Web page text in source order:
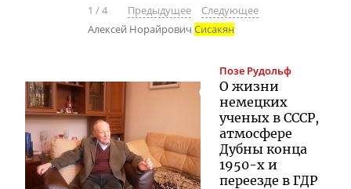
1 /4 Предыдущее
Следующее
Алексей Норайрович Сисакян
Позе Рудольф
О жизни
немецких
ученых в СССР,
атмосфере
Дубны конца
1950-х и
переезде в ГДР